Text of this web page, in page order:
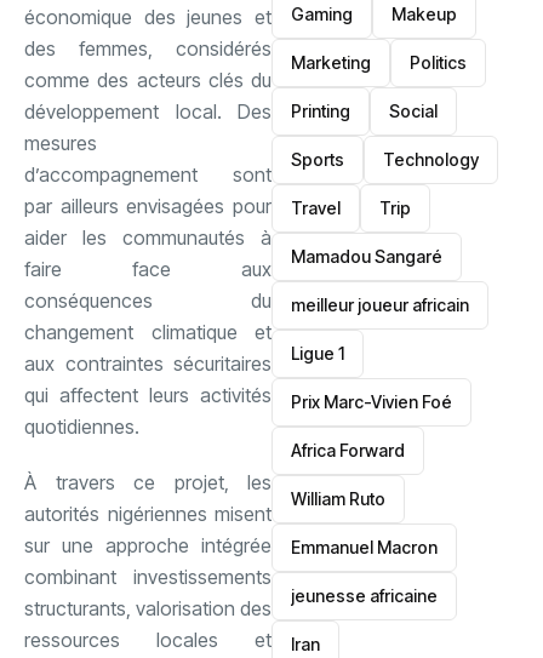
économique des jeunes et
des femmes, considérés
comme des acteurs clés du
développement local. Des
mesures
d’accompagnement sont
par ailleurs envisagées pour
aider les communautés à
faire face aux
conséquences du
changement climatique et
aux contraintes sécuritaires
qui affectent leurs activités
quotidiennes.
À travers ce projet, les
autorités nigériennes misent
sur une approche intégrée
combinant investissements
structurants, valorisation des
ressources locales et
Gaming Makeup
Marketing Politics
Printing Social
Sports Technology
Travel Trip
Mamadou Sangaré
meilleur joueur africain
Ligue 1
Prix Marc-Vivien Foé
‎Africa Forward
William Ruto
Emmanuel Macron
jeunesse africaine
‎Iran